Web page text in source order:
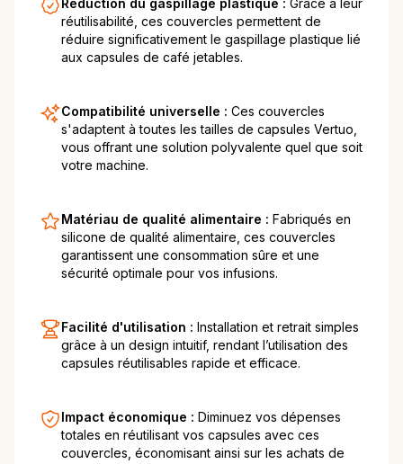
Réduction du gaspillage plastique : Grâce à leur
réutilisabilité, ces couvercles permettent de
réduire significativement le gaspillage plastique lié
aux capsules de café jetables.
Compatibilité universelle : Ces couvercles
s'adaptent à toutes les tailles de capsules Vertuo,
vous offrant une solution polyvalente quel que soit
votre machine.
Matériau de qualité alimentaire : Fabriqués en
silicone de qualité alimentaire, ces couvercles
garantissent une consommation sûre et une
sécurité optimale pour vos infusions.
Facilité d'utilisation : Installation et retrait simples
grâce à un design intuitif, rendant l’utilisation des
capsules réutilisables rapide et efficace.
Impact économique : Diminuez vos dépenses
totales en réutilisant vos capsules avec ces
couvercles, économisant ainsi sur les achats de